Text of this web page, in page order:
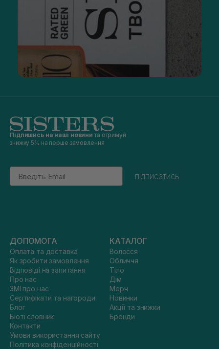
Підпишись на наші новини та отримуй
знижку 5% на перше замовлення
Email
підписатись
ДОПОМОГА
Оплата та доставка
Як зробити замовлення
Відповіді на запитання
Про нас
ЗМІ про нас
Сертифікати та нагороди
Блог
Бюті словник
Контакти
Умови використання сайту
Політика конфіденційності
КАТАЛОГ
Волосся
Обличчя
Тіло
Дім
Мерч
Новинки
Акції та знижки
Бренди